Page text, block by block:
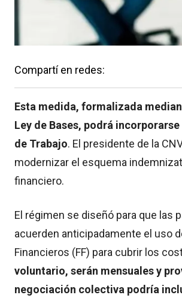
Compartí en redes:
Esta medida, formalizada
Ley de Bases, podrá
de Trabajo. El presidente de la
modernizar el esquema
financiero.
El régimen se diseñó para que las
acuerden anticipadamente el uso
Financieros (FF) para cubrir los
voluntario, serán mensuales y
negociación colectiva podría